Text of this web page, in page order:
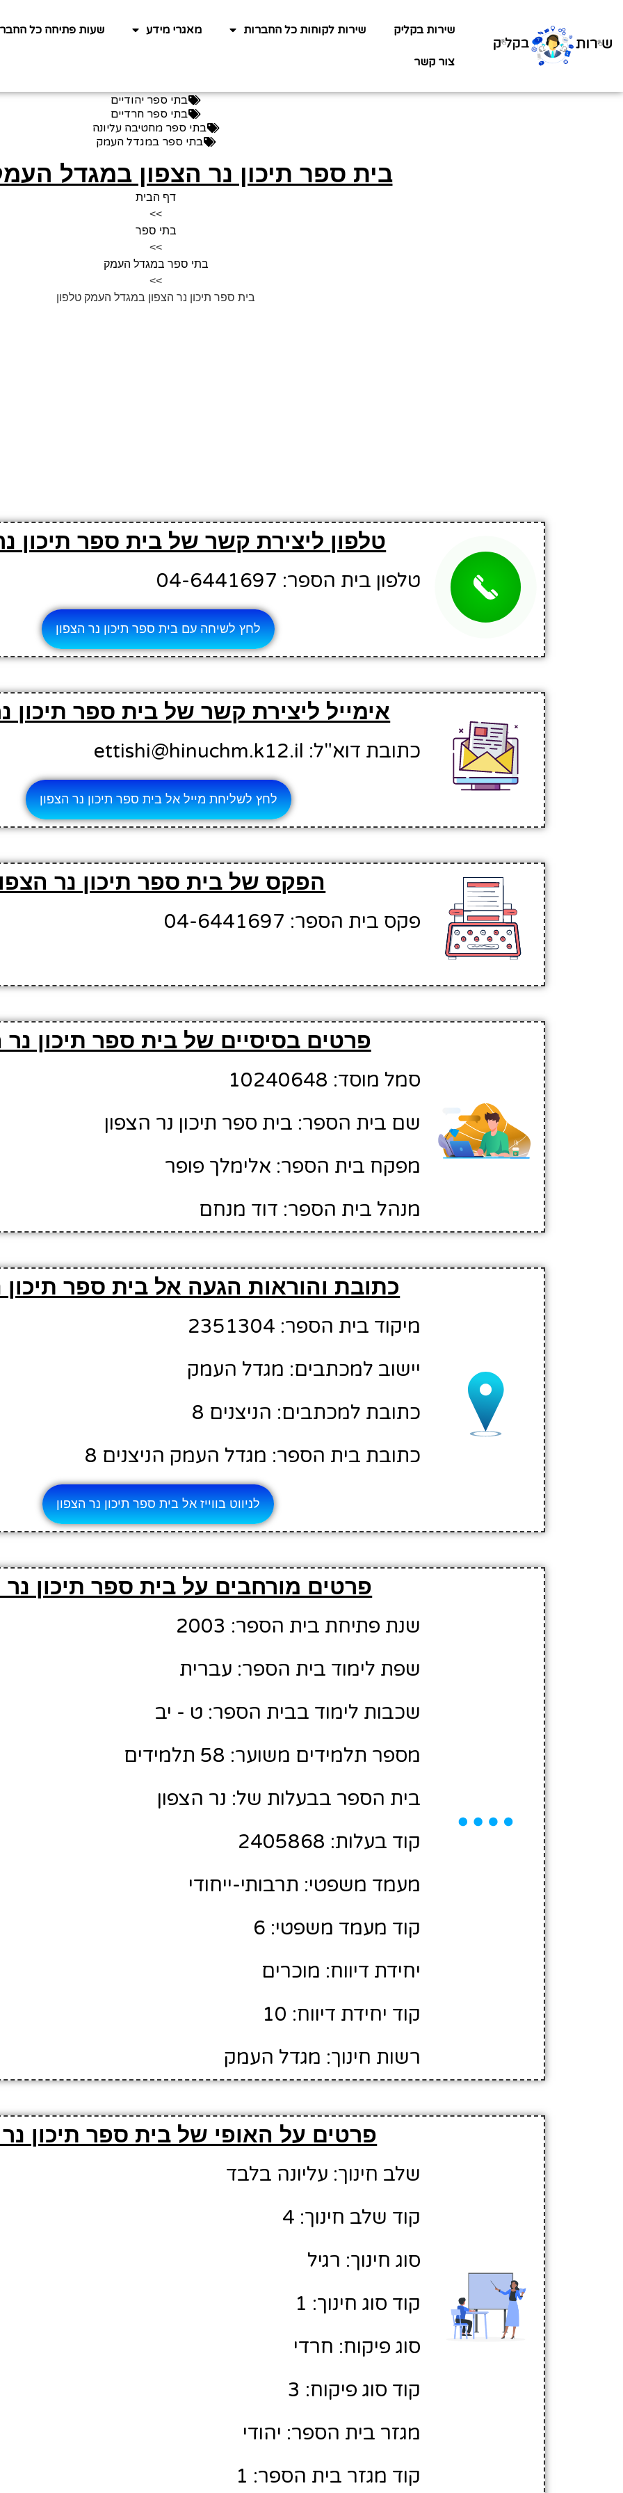
שירות בקליק שירות לקוחות כל החברות מאגרי מידע שעות פתיחה כל
צור קשר
בתי ספר יהודיים
בתי ספר חרדיים
בתי ספר מחטיבה עליונה
בתי ספר במגדל העמק
בית ספר תיכון נר הצפון במגדל
דף הבית
>>
בתי ספר
>>
בתי ספר במגדל העמק
>>
בית ספר תיכון נר הצפון במגדל העמק טלפון
טלפון ליצירת קשר של בית ספר תיכון
טלפון בית הספר: 04-6441697
לחץ לשיחה עם בית ספר תיכון נר הצפון
אימייל ליצירת קשר של בית ספר תיכון
כתובת דוא"ל: ettishi@hinuchm.k12.il
לחץ לשליחת מייל אל בית ספר תיכון נר הצפון
הפקס של בית ספר תיכון נר
פקס בית הספר: 04-6441697
פרטים בסיסיים של בית ספר תיכון נר
סמל מוסד: 10240648
שם בית הספר: בית ספר תיכון נר הצפון
מפקח בית הספר: אלימלך פופר
מנהל בית הספר: דוד מנחם
כתובת והוראות הגעה אל בית ספר תיכון
מיקוד בית הספר: 2351304
יישוב למכתבים: מגדל העמק
כתובת למכתבים: הניצנים 8
כתובת בית הספר: מגדל העמק הניצנים 8
לניווט בווייז אל בית ספר תיכון נר הצפון
פרטים מורחבים על בית ספר תיכון נר
שנת פתיחת בית הספר: 2003
שפת לימוד בית הספר: עברית
שכבות לימוד בבית הספר: ט - יב
מספר תלמידים משוער: 58 תלמידים
בית הספר בבעלות של: נר הצפון
קוד בעלות: 2405868
מעמד משפטי: תרבותי-ייחודי
קוד מעמד משפטי: 6
יחידת דיווח: מוכרים
קוד יחידת דיווח: 10
רשות חינוך: מגדל העמק
פרטים על האופי של בית ספר תיכון נר
שלב חינוך: עליונה בלבד
קוד שלב חינוך: 4
סוג חינוך: רגיל
קוד סוג חינוך: 1
סוג פיקוח: חרדי
קוד סוג פיקוח: 3
מגזר בית הספר: יהודי
קוד מגזר בית הספר: 1